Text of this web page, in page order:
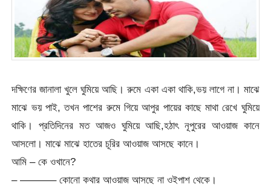
দক্ষিণের জানালা খুলে ঘুমিয়ে আছি। রুমে একা একা থাকি,ভয় লাগে না। মাঝে
মাঝে ভয় পাই, তখন পাশের রুমে গিয়ে আপুর পায়ের কাছে মাথা রেখে ঘুমিয়ে
থাকি। প্রতিদিনের মত আজও ঘুমিয়ে আছি,হঠাৎ নূপুরের আওয়াজ কানে
আসলো। মাঝে মাঝে হাতের চূরির আওয়াজ আসছে কানে।
আমি – কে ওখানে?
– ———– কোনো কথার আওয়াজ আসছে না ওইপাশ থেকে।